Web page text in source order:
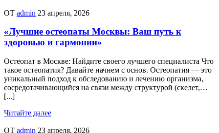
ОТ admin 23 апреля, 2026
«Лучшие остеопаты Москвы: Ваш путь к
здоровью и гармонии»
Остеопат в Москве: Найдите своего лучшего специалиста Что
такое остеопатия? Давайте начнем с основ. Остеопатия — это
уникальный подход к обследованию и лечению организма,
сосредотачивающийся на связи между структурой (скелет,…
[...]
Читайте далее
ОТ admin 23 апреля, 2026